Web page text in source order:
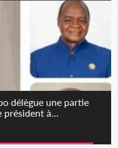
délègue une partie
président à...